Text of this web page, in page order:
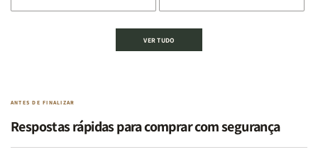
de
|
Minhas
Lutas
de
Edificando
Eu,
Minhas
Lutas
de
Kit
Mulher
Segundo
de
Mulher
Segundo
VER TUDO
ANTES DE FINALIZAR
Respostas rápidas para comprar com segurança